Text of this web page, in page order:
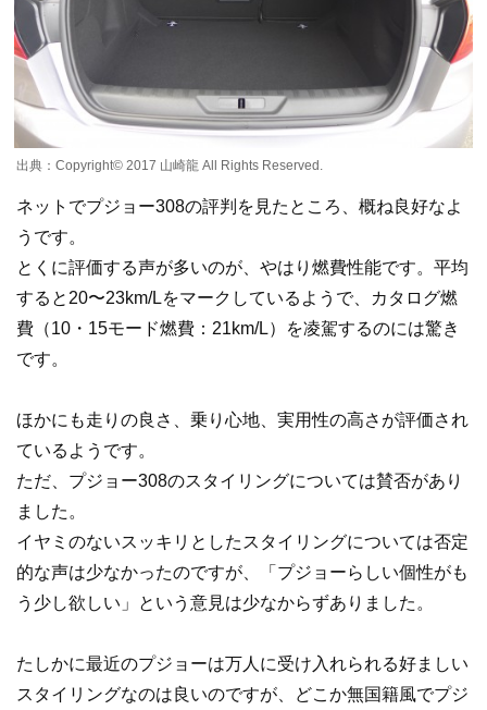
出典：Copyright©️ 2017 山崎龍 All Rights Reserved.
ネットでプジョー308の評判を見たところ、概ね良好なよ
うです。
とくに評価する声が多いのが、やはり燃費性能です。平均
すると20〜23km/Lをマークしているようで、カタログ燃
費（10・15モード燃費：21km/L）を凌駕するのには驚き
です。
ほかにも走りの良さ、乗り心地、実用性の高さが評価され
ているようです。
ただ、プジョー308のスタイリングについては賛否があり
ました。
イヤミのないスッキリとしたスタイリングについては否定
的な声は少なかったのですが、「プジョーらしい個性がも
う少し欲しい」という意見は少なからずありました。
たしかに最近のプジョーは万人に受け入れられる好ましい
スタイリングなのは良いのですが、どこか無国籍風でプジ